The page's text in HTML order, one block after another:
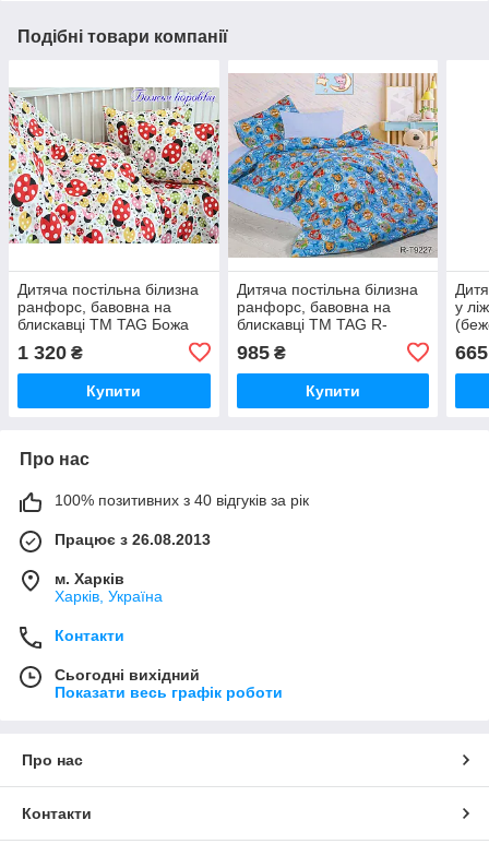
Подібні товари компанії
Дитяча постільна білизна
ранфорс, бавовна на
блискавці ТМ TAG Божа
1 320 ₴
Купити
Дитяча постільна білизна
ранфорс, бавовна на
блискавці ТМ TAG R-
патруль))
985₴
Купити
у
665
Про нас
100% позитивних з 40 відгуків за рік
Працює з 26.08.2013
м. Харків
Харків, Україна
Контакти
Сьогодні вихідний
Показати весь графік роботи
Про нас
Контакти